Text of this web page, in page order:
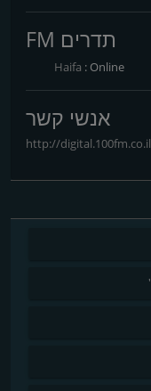
תדרים FM
Haifa : Online
אנשי קשר
http://digital.100fm.co.il